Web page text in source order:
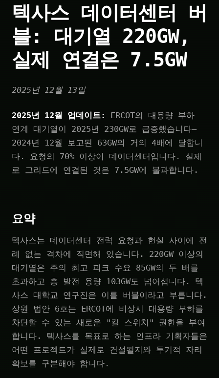
텍사스 데이터센터 버
블: 대기열 220GW,
실제 연결은 7.5GW
2025년 12월 13일
2025년 12월 업데이트:
ERCOT의 대용량 부하
연계 대기열이 2025년 230GW로 급증했습니다—
2024년 12월 보고된 63GW의 거의 4배에 달합니
다. 요청의 70% 이상이 데이터센터입니다. 실제
로 그리드에 연결된 것은 7.5GW에 불과합니다.
요약
텍사스는 데이터센터 전력 요청과 현실 사이에 전
례 없는 격차에 직면해 있습니다. 220GW 이상의
대기열은 주의 최고 피크 수요 85GW의 두 배를
초과하고 총 발전 용량 103GW도 넘어섭니다. 텍
사스 대학교 연구진은 이를 버블이라고 부릅니다.
상원 법안 6호는 ERCOT에 비상시 대용량 부하를
차단할 수 있는 새로운 "킬 스위치" 권한을 부여
합니다. 텍사스를 목표로 하는 인프라 기획자들은
어떤 프로젝트가 실제로 건설될지와 투기적 자리
확보를 구분해야 합니다.